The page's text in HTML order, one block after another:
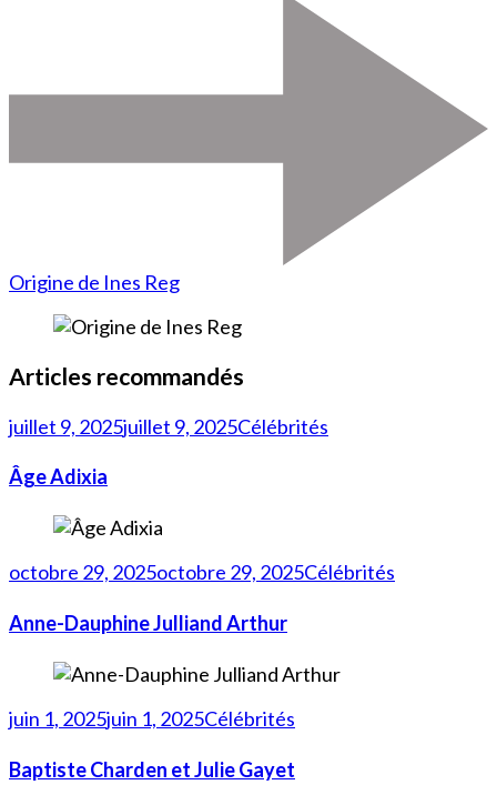
Origine de Ines Reg
Articles recommandés
juillet 9, 2025juillet 9, 2025Célébrités
Âge Adixia
octobre 29, 2025octobre 29, 2025Célébrités
Anne-Dauphine Julliand Arthur
juin 1, 2025juin 1, 2025Célébrités
Baptiste Charden et Julie Gayet